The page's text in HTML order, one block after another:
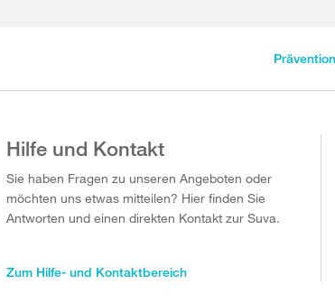
Prävention
Hilfe und Kontakt
Sie haben Fragen zu unseren Angeboten oder
möchten uns etwas mitteilen? Hier finden Sie
Antworten und einen direkten Kontakt zur Suva.
Zum Hilfe- und Kontaktbereich